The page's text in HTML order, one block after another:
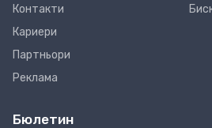
Контакти
Кариери
Партньори
Реклама
Бюлетин